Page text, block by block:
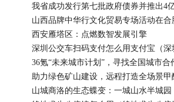
山西品牌中华行文化贸易专场活动在合
西安雁塔区：点燃数智发展引擎
36氪“未来城市计划”，寻找全国城市合
山城商洛的生态蝶变：一城山水半城园